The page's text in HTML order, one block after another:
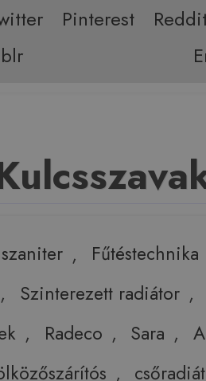
Pinterest
,
Fűtéstechnika
, Szinterezett radiátor ,
, Radeco , Sara ,
,